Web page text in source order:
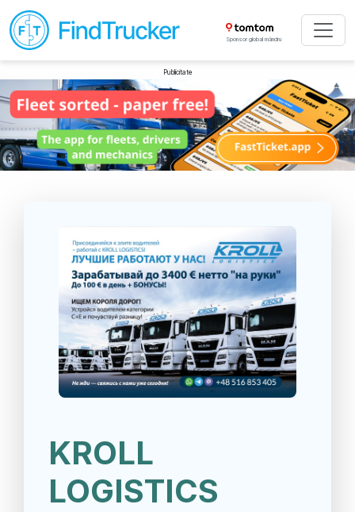
Sponsor global mândru
Publicitate
KROLL
LOGISTICS